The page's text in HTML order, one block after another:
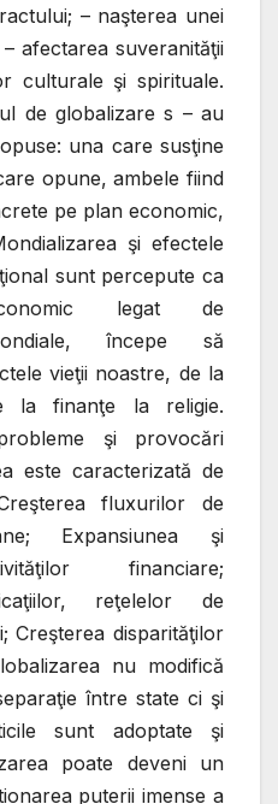
– naşterea unei
afectarea suveranităţii
culturale şi spirituale.
de globalizare s – au
una care susţine
opune, ambele fiind
pe plan economic,
şi efectele
sunt percepute ca
legat de
începe să
vieţii noastre, de la
la finanţe la religie.
şi provocări
este caracterizată de
fluxurilor de
Expansiunea şi
financiare;
reţelelor de
Creşterea disparităţilor
nu modifică
între state ci şi
sunt adoptate şi
poate deveni un
puterii imense a